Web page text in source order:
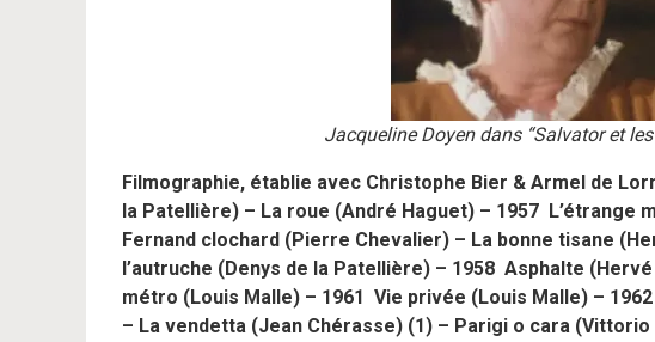
Jacqueline Doyen dans “Salvator et
Filmographie, établie avec Christophe Bier & Armel de
la Patellière) – La roue (André Haguet) – 1957 L’étrange
Fernand clochard (Pierre Chevalier) – La bonne tisane
l’autruche (Denys de la Patellière) – 1958 Asphalte
métro (Louis Malle) – 1961 Vie privée (Louis Malle) –
– La vendetta (Jean Chérasse) (1) – Parigi o cara (Vittorio